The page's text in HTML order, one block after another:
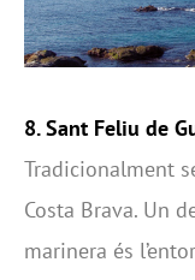
8. Sant Feliu de
Tradicionalment
Costa Brava. Un
marinera és